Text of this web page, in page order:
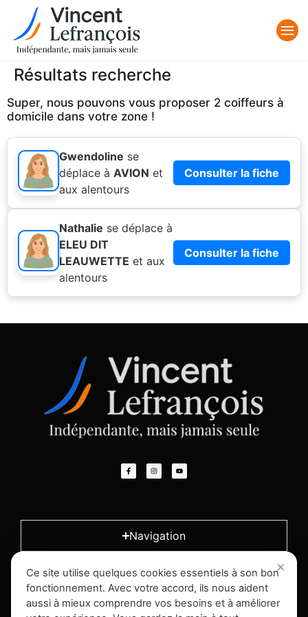
Résultats recherche
Super, nous pouvons vous proposer 2 coiffeurs à
domicile dans votre zone !
Gwendoline se
déplace à AVION et
aux alentours
Consulter la fiche
Nathalie se déplace à
ELEU DIT
LEAUWETTE et aux
alentours
Consulter la fiche
Navigation
L'entreprise
Ce site utilise quelques cookies essentiels à son bon
fonctionnement. Avec votre accord, ils nous aident
aussi à mieux comprendre vos besoins et à améliorer